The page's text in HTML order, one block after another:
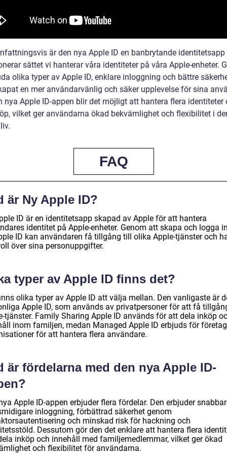
är den nya Apple ID en banbrytande
sättet vi hanterar våra identiteter på våra Apple-enheter.
olika typer av Apple ID, enklare inloggning och bättre
en mer användarvänlig och säker upplevelse för sina
nya Apple ID-appen blir det möjligt att hantera flera identiteter
vilket ger användarna ökad bekvämlighet och flexibilitet i
FAQ
är Ny Apple ID?
ID är en identitetsapp skapad av Apple för att hantera
identitet på Apple-enheter. Genom att skapa och logga
ID kan användaren få tillgång till olika Apple-tjänster och
över sina personuppgifter.
typer av Apple ID finns det?
olika typer av Apple ID att välja mellan. Den vanligaste är
Apple ID, som används av privatpersoner för att få
tjänster. Family Sharing Apple ID används för att dela inköp
inom familjen, medan Managed Apple ID erbjuds för
för att hantera flera användare.
är fördelarna med den nya Apple ID-
Apple ID-appen erbjuder flera fördelar. Den erbjuder
inloggning, förbättrad säkerhet genom
och minskad risk för hackning och
Dessutom gör den det enklare att hantera flera
inköp och innehåll med familjemedlemmar, vilket ger ökad
och flexibilitet för användarna.